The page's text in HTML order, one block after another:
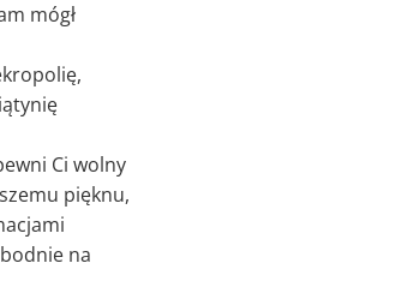
mógł
Ci wolny
pięknu,
na